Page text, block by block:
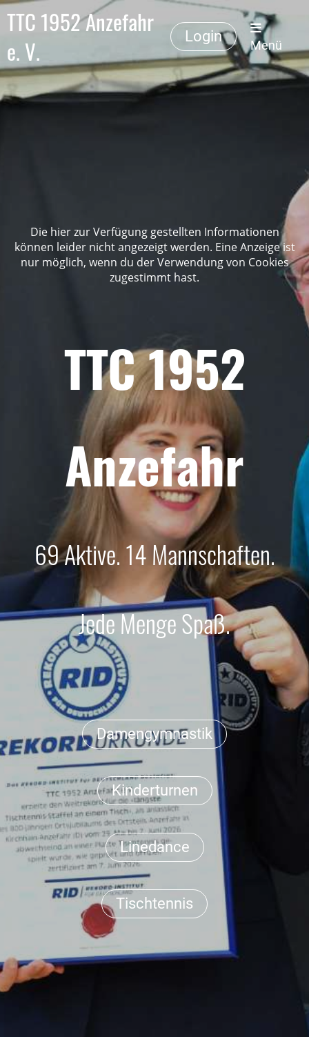
TTC 1952 Anzefahr
e. V.
Login
Menü
Die hier zur Verfügung gestellten Informationen
können leider nicht angezeigt werden. Eine Anzeige ist
nur möglich, wenn du der Verwendung von Cookies
zugestimmt hast.
TTC 1952
Anzefahr
69 Aktive. 14 Mannschaften.
Jede Menge Spaß.
Damengymnastik
Kinderturnen
Linedance
Tischtennis